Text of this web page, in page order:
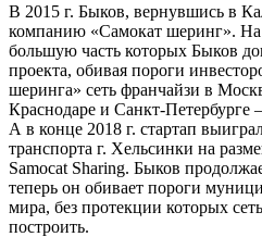
В 2015 г. Быков, вернувшись в
компанию «Самокат шеринг». На
большую часть которых Быков
проекта, обивая пороги
шеринга» сеть франчайзи в
Краснодаре и Санкт-Петербурге
А в конце 2018 г. стартап
транспорта г. Хельсинки на
Samocat Sharing. Быков
теперь он обивает пороги
мира, без протекции которых
построить.